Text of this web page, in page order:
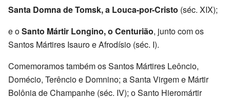
Santa Domna de Tomsk, a Louca-por-Cristo (séc. XIX);
e oSanto Mártir Longino, o Centurião, junto com os
Santos Mártires Isauro e Afrodísio (séc. I).
Comemoramos também os Santos Mártires Leôncio,
Domécio, Terêncio e Domnino; a Santa Virgem e Mártir
Bolônia de Champanhe (séc. IV); o Santo Hieromártir